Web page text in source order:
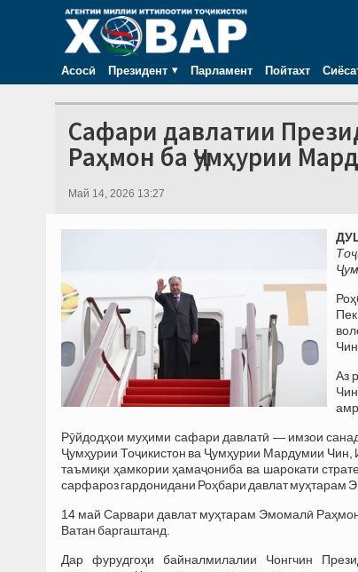
Асосӣ Президент Парламент Пойтахт
Сафари давлатии
Раҳмон ба Ҷумҳурии
Май 14, 2026 13:27
​Аз
​Рӯйдодҳои муҳими сафари давлатӣ — имзои
Ҷумҳурии Тоҷикистон ва Ҷумҳурии Мардумии
таъмиқи ҳамкории ҳамаҷониба ва шарокати
сарфароз гардонидани Роҳбари давлат муҳтарам
​14 май Сарвари давлат муҳтарам Эмомалӣ
Ватан баргаштанд.
​Дар фурудгоҳи байналмилалии Чонгчин